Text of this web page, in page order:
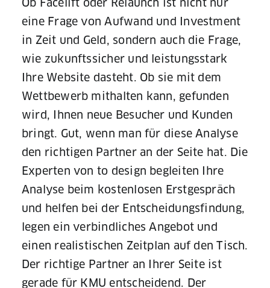
Ob Facelift oder Relaunch ist nicht nur
eine Frage von Aufwand und Investment
in Zeit und Geld, sondern auch die Frage,
wie zukunftssicher und leistungsstark
Ihre Website dasteht. Ob sie mit dem
Wettbewerb mithalten kann, gefunden
wird, Ihnen neue Besucher und Kunden
bringt. Gut, wenn man für diese Analyse
den richtigen Partner an der Seite hat. Die
Experten von to design begleiten Ihre
Analyse beim kostenlosen Erstgespräch
und helfen bei der Entscheidungsfindung,
legen ein verbindliches Angebot und
einen realistischen Zeitplan auf den Tisch.
Der richtige Partner an Ihrer Seite ist
gerade für KMU entscheidend. Der